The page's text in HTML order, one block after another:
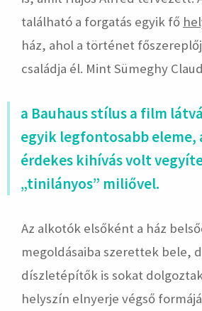
található a forgatás egyik fő
ház, ahol a történet
családja él. Mint Sümeghy
a Bauhaus stílus a film
egyik legfontosabb eleme,
érdekes kihívás volt
„tinilányos” miliővel.
Az alkotók elsőként a ház
megoldásaiba szerettek bele,
díszletépítők is sokat
helyszín elnyerje végső